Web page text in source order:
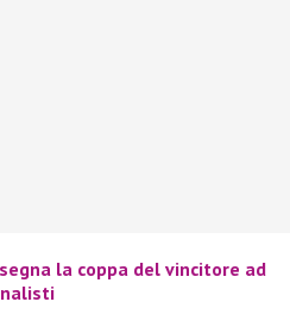
la coppa del vincitore ad